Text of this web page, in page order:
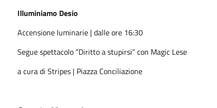
Illuminiamo Desio
Accensione luminarie | dalle ore 16:30
Segue spettacolo “Diritto a stupirsi” con Magic Lese
a cura di Stripes | Piazza Conciliazione